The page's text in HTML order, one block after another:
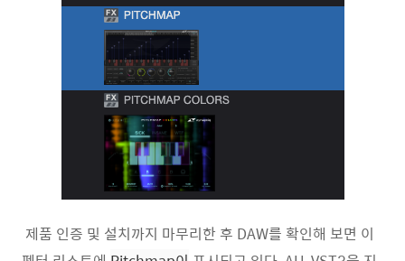
제품 인증 및 설치까지 마무리한 후 DAW를 확인해 보면 이